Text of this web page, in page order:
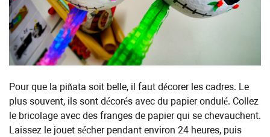
Pour que la piñata soit belle, il faut décorer les cadres. Le
plus souvent, ils sont décorés avec du papier ondulé. Collez
le bricolage avec des franges de papier qui se chevauchent.
Laissez le jouet sécher pendant environ 24 heures, puis